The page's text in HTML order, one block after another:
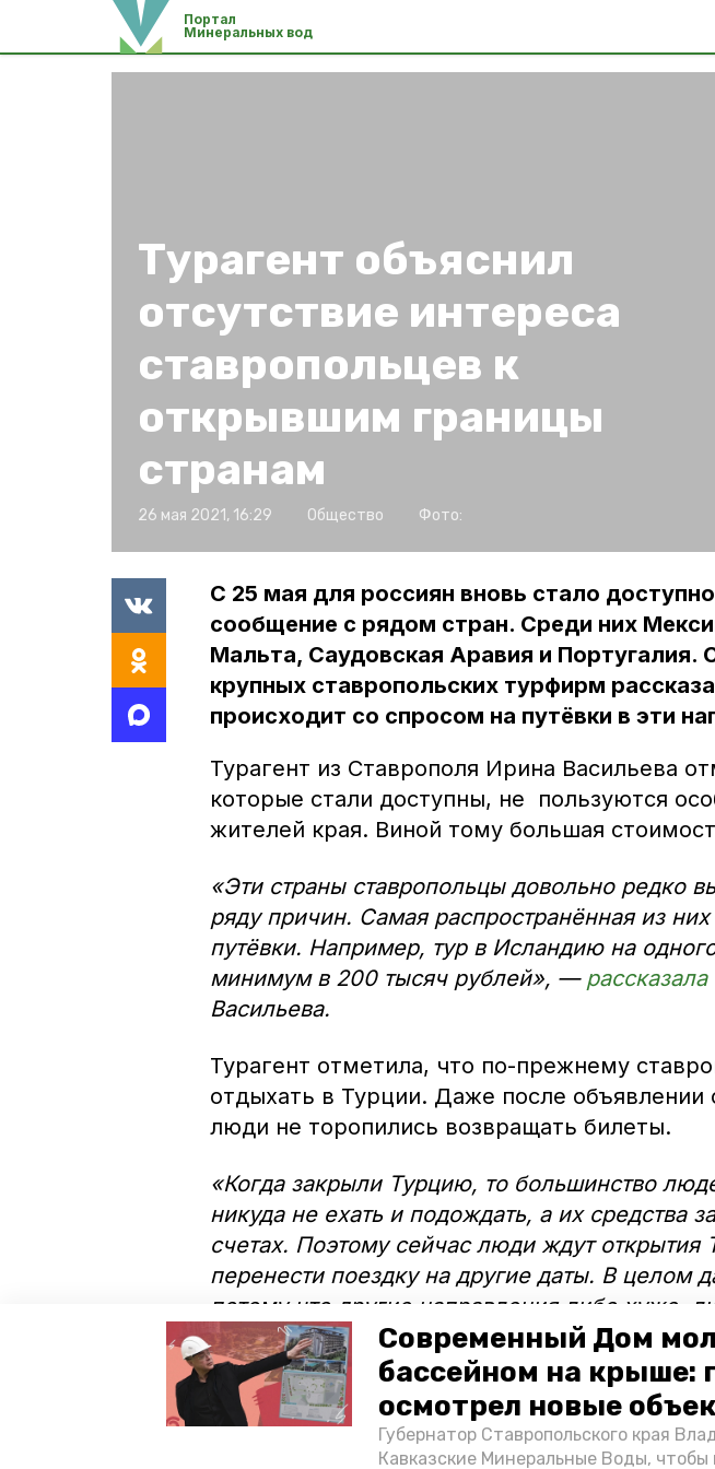
Современный Дом
бассейном на крыше:
осмотрел новые
Губернатор Ставропольского края
Кавказские Минеральные Воды,
Портал
Минеральных вод
Турагент объяснил
отсутствие интереса
ставропольцев к
открывшим границы
странам
26 мая 2021, 16:29 Общество Фото:
С 25 мая для россиян вновь стало
сообщение с рядом стран. Среди них
Мальта, Саудовская Аравия и Португалия.
крупных ставропольских турфирм
происходит со спросом на путёвки в эти
Турагент из Ставрополя Ирина Васильева
которые стали доступны, не пользуются
жителей края. Виной тому большая
«Эти страны ставропольцы довольно редко
ряду причин. Самая распространённая из
путёвки. Например, тур в Исландию на
минимум в 200 тысяч рублей», — рассказала
Васильева.
Турагент отметила, что по-прежнему
отдыхать в Турции. Даже после объявлении
люди не торопились возвращать билеты.
«Когда закрыли Турцию, то большинство
никуда не ехать и подождать, а их средства
счетах. Поэтому сейчас люди ждут открытия
перенести поездку на другие даты. В целом
потому что другие направления либо хуже,
подытожила Ирина Васильева.
Турагент считает, что именно поэтому
Турцией россияне и ставропольцы в
отдыхать на местных курортах.